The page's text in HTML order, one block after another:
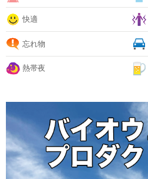
快適
忘れ物
熱帯夜